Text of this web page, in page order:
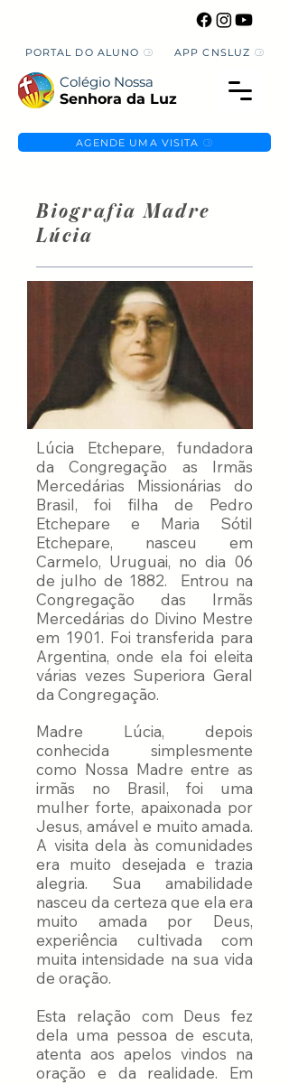
PORTAL DO ALUNO APP CNSLUZ
Colégio Nossa
Senhora da Luz
AGENDE UMA VISITA
Biografia Madre
Lúcia
Lúcia Etchepare, fundadora
da Congregação as Irmãs
Mercedárias Missionárias do
Brasil, foi filha de Pedro
Etchepare e Maria Sótil
Etchepare, nasceu em
Carmelo, Uruguai, no dia 06
de julho de 1882. Entrou na
Congregação das Irmãs
Mercedárias do Divino Mestre
em 1901. Foi transferida para
Argentina, onde ela foi eleita
várias vezes Superiora Geral
da Congregação.
Madre Lúcia, depois
conhecida simplesmente
como Nossa Madre entre as
irmãs no Brasil, foi uma
mulher forte, apaixonada por
Jesus, amável e muito amada.
A visita dela às comunidades
era muito desejada e trazia
alegria. Sua amabilidade
nasceu da certeza que ela era
muito amada por Deus,
experiência cultivada com
muita intensidade na sua vida
de oração.
Esta relação com Deus fez
dela uma pessoa de escuta,
atenta aos apelos vindos na
oração e da realidade. Em